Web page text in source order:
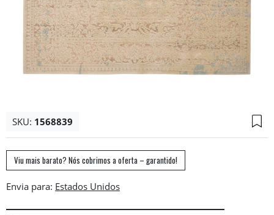
SKU: 1568839
Viu mais barato? Nós cobrimos a oferta – garantido!
Envia para: